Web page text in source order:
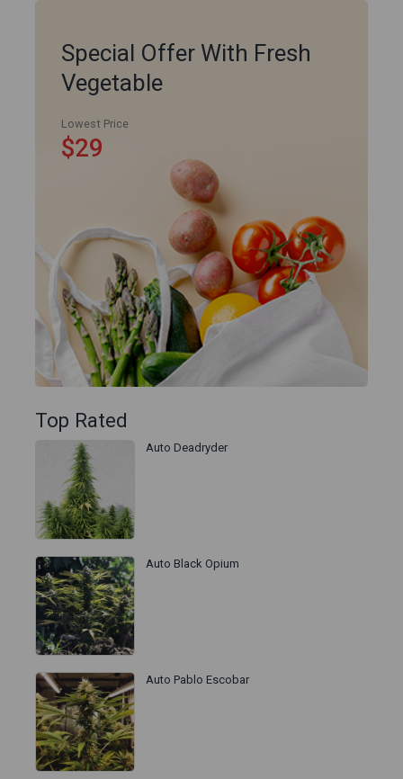
Special Offer With Fresh
Vegetable
Lowest Price
$29
Top Rated
Auto Deadryder
Auto Black Opium
Auto Pablo Escobar